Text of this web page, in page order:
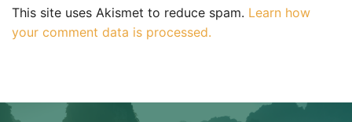
This site uses Akismet to reduce spam. Learn how
your comment data is processed.